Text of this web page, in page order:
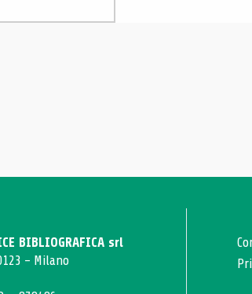
BIBLIOGRAFICA srl
- Milano